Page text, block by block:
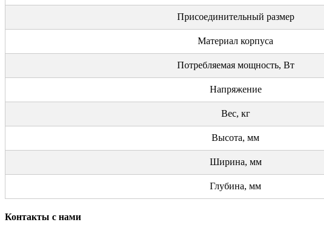
Присоединительный размер
Материал корпуса
Потребляемая мощность, Вт
Напряжение
Вес, кг
Высота, мм
Ширина, мм
Глубина, мм
Контакты с нами